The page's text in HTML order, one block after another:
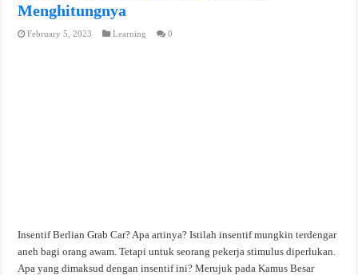
Menghitungnya
February 5, 2023 Learning 0
Insentif Berlian Grab Car? Apa artinya? Istilah insentif mungkin terdengar
aneh bagi orang awam. Tetapi untuk seorang pekerja stimulus diperlukan.
Apa yang dimaksud dengan insentif ini? Merujuk pada Kamus Besar